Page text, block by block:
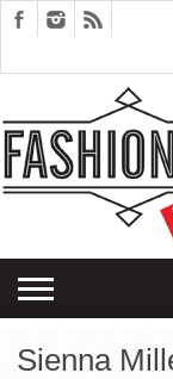
EDITORIALS
COUPLES
THERAPY
SARTORIAGRAM
Sienna